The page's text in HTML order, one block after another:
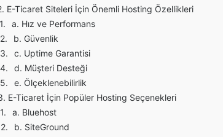
E-Ticaret Siteleri İçin Önemli Hosting Özellikleri
a. Hız ve Performans
b. Güvenlik
c. Uptime Garantisi
d. Müşteri Desteği
e. Ölçeklenebilirlik
E-Ticaret İçin Popüler Hosting Seçenekleri
a. Bluehost
b. SiteGround